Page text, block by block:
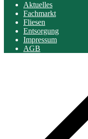
Aktuelles
Fachmarkt
Fliesen
Entsorgung
Impressum
AGB